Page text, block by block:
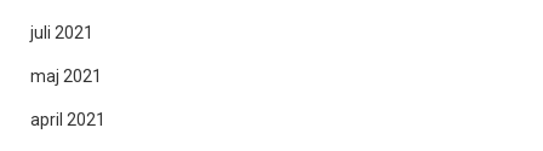
juli 2021
maj 2021
april 2021